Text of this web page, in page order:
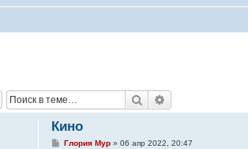
Поиск
Кино
СГлория Мур »06 апр 2022, 20:47